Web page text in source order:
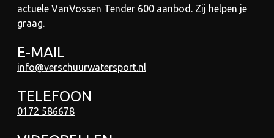
actuele VanVossen Tender 600 aanbod. Zij helpen je
graag.
E-MAIL
info@verschuurwatersport.nl
TELEFOON
0172 586678